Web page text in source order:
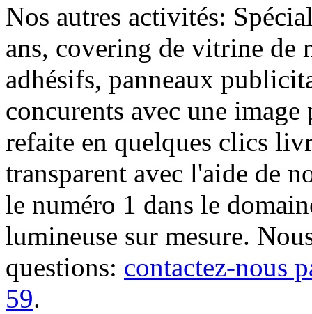
Nos autres activités:
ans, covering de vitrine de
adhésifs, panneaux
concurents avec une
refaite en quelques clics
transparent avec l'aide de
le numéro 1 dans le
lumineuse sur mesure.
questions: contactez-nous
59.